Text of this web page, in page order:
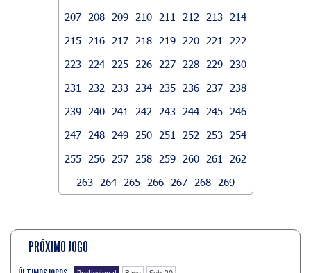
207
208 209 210 211 212 213
214
215
216 217 218 219 220 221
222
223
224 225 226 227 228 229
230
231
232 233 234 235 236 237
238
239
240 241 242 243 244 245
246
247
248 249 250 251 252 253
254
255
256 257 258 259 260 261
262
263
264 265 266 267 268 269
PRÓXIMO JOGO